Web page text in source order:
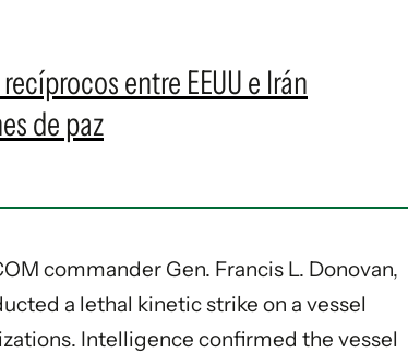
entre EEUU e Irán
de paz
commander Gen. Francis L. Donovan,
a lethal kinetic strike on a vessel
Intelligence confirmed the vessel